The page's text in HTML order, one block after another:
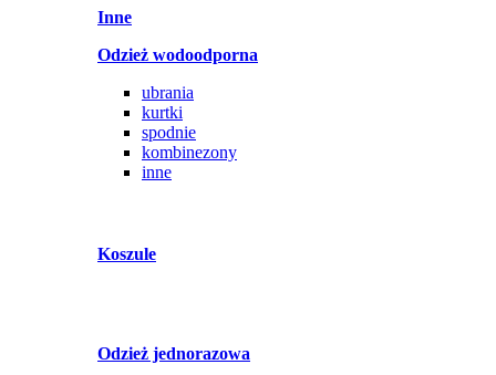
Inne
Odzież wodoodporna
ubrania
kurtki
spodnie
kombinezony
inne
Koszule
Odzież jednorazowa